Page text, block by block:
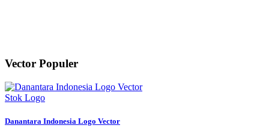
Vector Populer
Stok Logo
Danantara Indonesia Logo Vector